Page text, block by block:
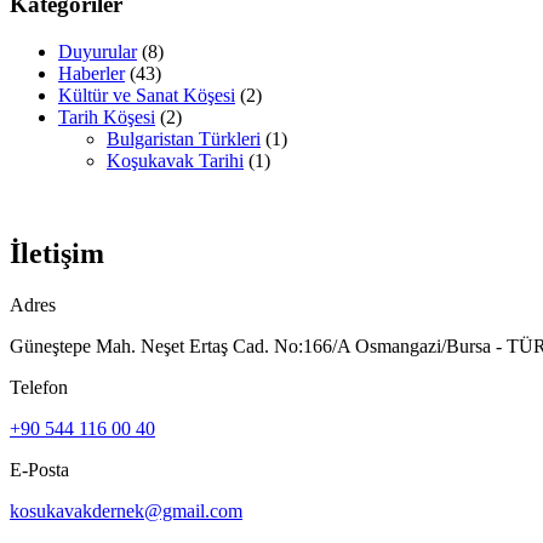
Duyurular(8)
Haberler(43)
Kültür ve Sanat Köşesi (2)
Tarih Köşesi (2)
Bulgaristan Türkleri (1)
Koşukavak Tarihi (1)
İletişim
Adres
Güneştepe Mah. Neşet Ertaş Cad. No:166/A Osmangazi/Bursa -
Telefon
+90 544 116 00 40
E-Posta
kosukavakdernek@gmail.com